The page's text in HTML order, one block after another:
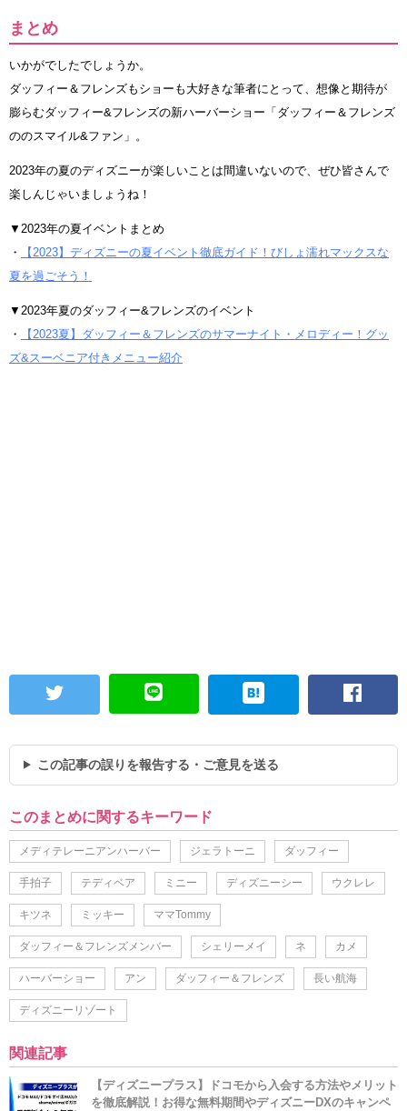
まとめ
いかがでしたでしょうか。
ダッフィー＆フレンズもショーも大好きな筆者にとって、想像と期待が
膨らむダッフィー&フレンズの新ハーバーショー「ダッフィー＆フレンズ
ののスマイル&ファン」。
2023年の夏のディズニーが楽しいことは間違いないので、ぜひ皆さんで
楽しんじゃいましょうね！
▼2023年の夏イベントまとめ
・
【2023】ディズニーの夏イベント徹底ガイド！びしょ濡れマックスな
夏を過ごそう！
▼2023年夏のダッフィー&フレンズのイベント
・
【2023夏】ダッフィー＆フレンズのサマーナイト・メロディー！グッ
ズ&スーベニア付きメニュー紹介
この記事の誤りを報告する・ご意見を送る
このまとめに関するキーワード
メディテレーニアンハーバー ジェラトーニ ダッフィー
手拍子 テディベア ミニー ディズニーシー ウクレレ
キツネ ミッキー ママTommy
ダッフィー＆フレンズメンバー シェリーメイ ネ カメ
ハーバーショー アン ダッフィー＆フレンズ 長い航海
ディズニーリゾート
関連記事
【ディズニープラス】ドコモから入会する方法やメリット
を徹底解説！お得な無料期間やディズニーDXのキャンペ